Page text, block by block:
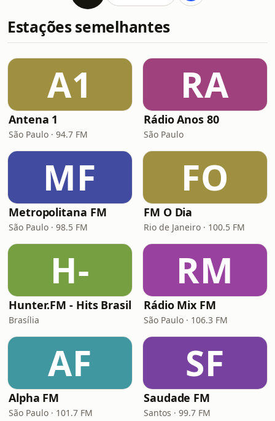
Estações semelhantes
A1
Antena 1
São Paulo · 94.7 FM
RA
Rádio Anos 80
São Paulo
MF
Metropolitana FM
São Paulo · 98.5 FM
FO
FM O Dia
Rio de Janeiro · 100.5 FM
H-
Hunter.FM - Hits Brasil
Brasília
RM
Rádio Mix FM
São Paulo · 106.3 FM
AF
Alpha FM
São Paulo · 101.7 FM
SF
Saudade FM
Santos · 99.7 FM